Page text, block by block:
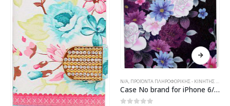
N/A, ΠΡΟΪΌΝΤΑ ΠΛΗΡΟΦΟΡΙΚΉΣ - ΚΙΝΗΤΉΣ ΤΗΛΕΦΩΝΊΑΣ - ΗΛΕΚΤΡΟΝΙΚΆ
Case No brand for iPhone 6/6S, Imitation leather, Leather, Multicolor – 51155